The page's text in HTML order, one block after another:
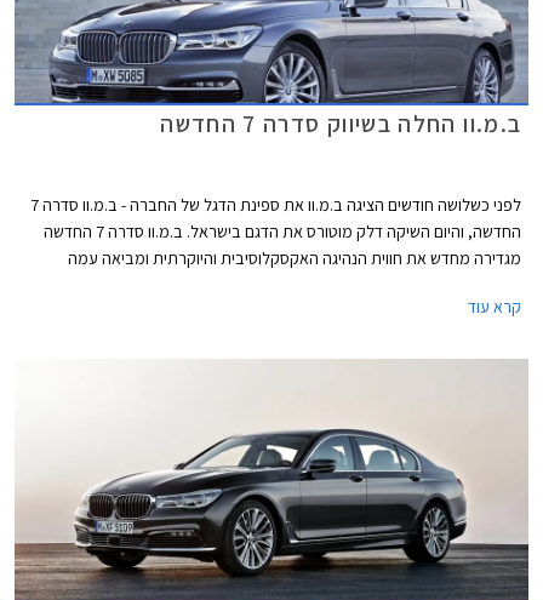
ב.מ.וו החלה בשיווק סדרה 7 החדשה
לפני כשלושה חודשים הציגה ב.מ.וו את ספינת הדגל של החברה - ב.מ.וו סדרה 7
החדשה, והיום השיקה דלק מוטורס את הדגם בישראל. ב.מ.וו סדרה 7 החדשה
מגדירה מחדש את חווית הנהיגה האקסקלוסיבית והיוקרתית ומביאה עמה
ואיכות תא הנוסעים.
קרא עוד